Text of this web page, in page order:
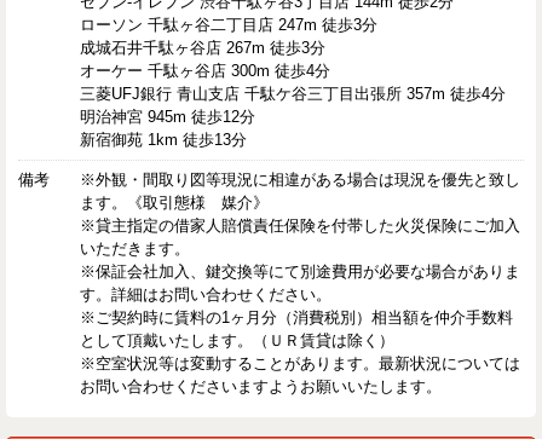
ローソン 千駄ヶ谷二丁目店 247m 徒歩3分
成城石井千駄ヶ谷店 267m 徒歩3分
オーケー 千駄ヶ谷店 300m 徒歩4分
三菱UFJ銀行 青山支店 千駄ケ谷三丁目出張所 357m 徒歩4分
明治神宮 945m 徒歩12分
新宿御苑 1km 徒歩13分
備考
※外観・間取り図等現況に相違がある場合は現況を優先と致し
ます。《取引態様 媒介》
※貸主指定の借家人賠償責任保険を付帯した火災保険にご加入
いただきます。
※保証会社加入、鍵交換等にて別途費用が必要な場合がありま
す。詳細はお問い合わせください。
※ご契約時に賃料の1ヶ月分（消費税別）相当額を仲介手数料
として頂戴いたします。（ＵＲ賃貸は除く）
※空室状況等は変動することがあります。最新状況については
お問い合わせくださいますようお願いいたします。